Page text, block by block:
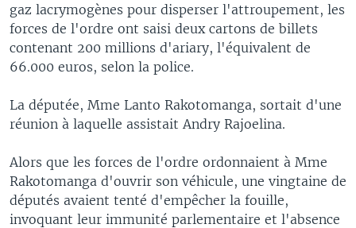
gaz lacrymogènes pour disperser l'attroupement, les
forces de l'ordre ont saisi deux cartons de billets
contenant 200 millions d'ariary, l'équivalent de
66.000 euros, selon la police.
La députée, Mme Lanto Rakotomanga, sortait d'une
réunion à laquelle assistait Andry Rajoelina.
Alors que les forces de l'ordre ordonnaient à Mme
Rakotomanga d'ouvrir son véhicule, une vingtaine de
députés avaient tenté d'empêcher la fouille,
invoquant leur immunité parlementaire et l'absence